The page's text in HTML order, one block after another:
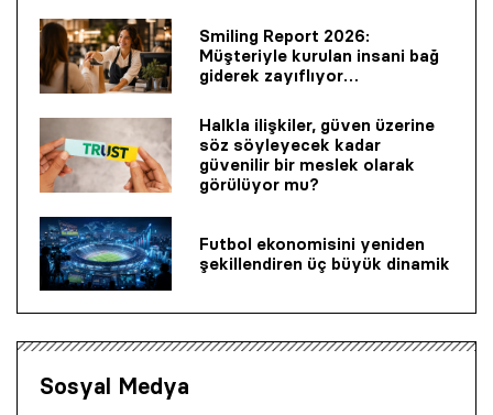
Smiling Report 2026:
Müşteriyle kurulan insani bağ
giderek zayıflıyor…
Halkla ilişkiler, güven üzerine
söz söyleyecek kadar
güvenilir bir mes­lek olarak
görülüyor mu?
Futbol ekonomisini yeniden
şekillendiren üç büyük dinamik
Sosyal Medya